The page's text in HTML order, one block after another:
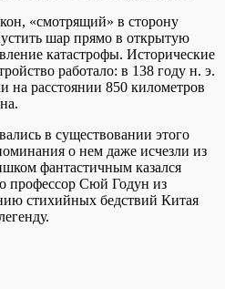
«смотрящий» в сторону
шар прямо в открытую
катастрофы. Исторические
работало: в 138 году н. э.
на расстоянии 850 километров
в существовании этого
о нем даже исчезли из
фантастичным казался
профессор Сюй Годун из
стихийных бедствий Китая